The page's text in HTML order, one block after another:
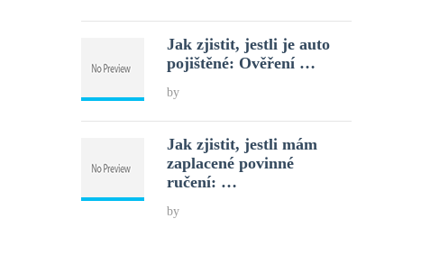
Jak zjistit, jestli je auto
pojištěné: Ověření …
by
Jak zjistit, jestli mám
zaplacené povinné
ručení: …
by